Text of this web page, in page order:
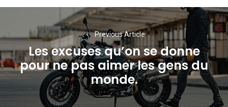
Navigation
de
l’article
Previous Article
Previous
post:
Les excuses qu’on se donne
pour ne pas aimer les gens du
monde.